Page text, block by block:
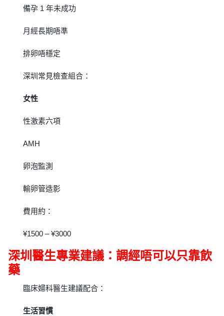
備孕 1 年未成功
月經長期唔準
排卵唔穩定
深圳常見檢查組合：
女性
性激素六項
AMH
卵泡監測
輸卵管造影
費用約：
¥1500 – ¥3000
深圳醫生專業建議：調經唔可以只靠飲
藥
臨床婦科醫生建議配合：
生活習慣